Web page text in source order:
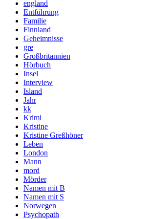
england
Entführung
Familie
Finnland
Geheimnisse
gre
Großbritannien
Hörbuch
Insel
Interview
Island
Jahr
kk
Krimi
Kristine
Kristine Greßhöner
Leben
London
Mann
mord
Mörder
Namen mit B
Namen mit S
Norwegen
Psychopath